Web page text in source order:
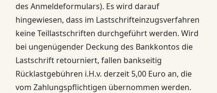
des Anmeldeformulars). Es wird darauf
hingewiesen, dass im Lastschrifteinzugsverfahren
keine Teillastschriften durchgeführt werden. Wird
bei ungenügender Deckung des Bankkontos die
Lastschrift retourniert, fallen bankseitig
Rücklastgebühren i.H.v. derzeit 5,00 Euro an, die
vom Zahlungspflichtigen übernommen werden.